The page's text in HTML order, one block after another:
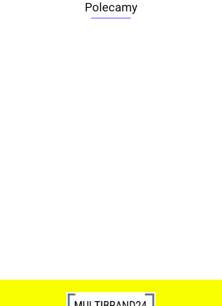
Polecamy